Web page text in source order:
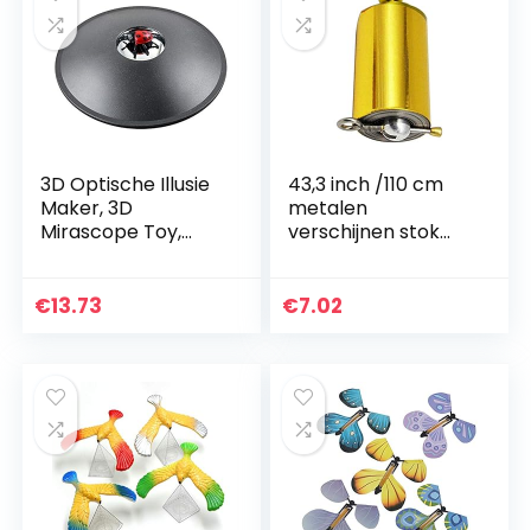
3D Optische Illusie
Maker, 3D
Mirascope Toy,
Creator, Science
€13.73
43,3 inch /110 cm
metalen
verschijnen stok
magische podium
€7.02